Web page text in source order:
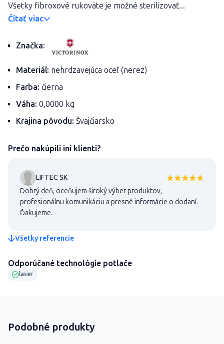
Všetky fibroxové rukoväte je možné sterilizovať...
Čítať viac
Značka:
Materiál: nehrdzavejúca oceľ (nerez)
Farba: čierna
Váha: 0,0000 kg
Krajina pôvodu: Švajčiarsko
Prečo nakúpili iní klienti?
LIFTEC SK
Dobrý deň, oceňujem široký výber produktov,
profesionálnu komunikáciu a presné informácie o dodaní.
Ďakujeme.
Všetky referencie
Odporúčané technológie potlače
laser
Podobné produkty